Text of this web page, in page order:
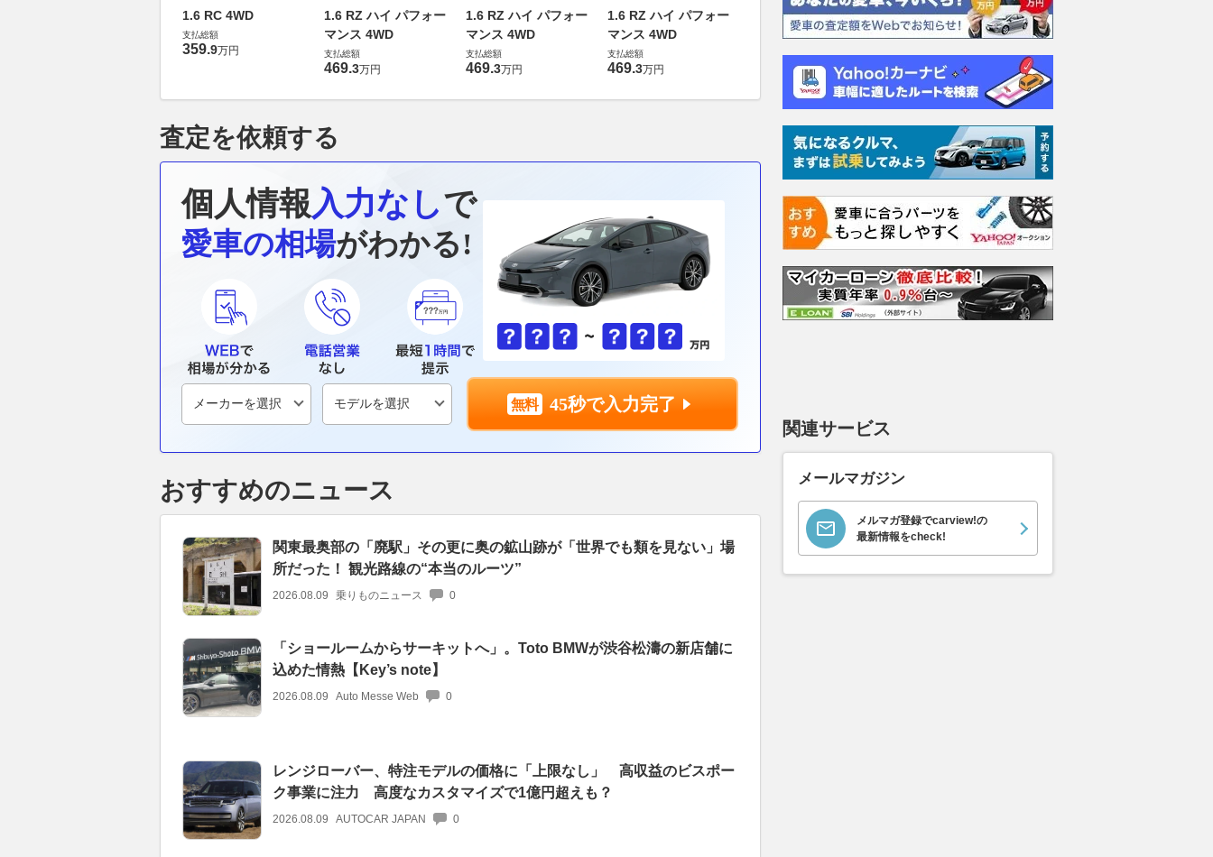
1.6 RC 4WD
支払総額
359.9万円
1.6 RZ ハイ パフォー
マンス 4WD
支払総額
469.3万円
1.6 RZ ハイ パフォー
マンス 4WD
支払総額
469.3万円
1.6 RZ ハイ パフォー
マンス 4WD
支払総額
469.3万円
1.6 RZ 4WD
3
1.6 RZ GR-DAT 4WD
支払総額
451.3
1.6 RZ ハイ パフォー
マンス 4WD
469
査定を依頼する
個人情報入力なしで
愛車の相場がわかる!
45秒で入力完了
おすすめのニュース
関東最奥部の「廃駅」その更に奥の鉱山跡が「世界でも類を見ない」場
所だった！ 観光路線の“本当のルーツ”
2026.08.09 乗りものニュース 0
「ショールームからサーキットへ」。Toto BMWが渋谷松濤の新店舗に
込めた情熱【Key’s note】
2026.08.09 Auto Messe Web 0
レンジローバー、特注モデルの価格に「上限なし」 高収益のビスポー
ク事業に注力 高度なカスタマイズで1億円超えも？
2026.08.09 AUTOCAR JAPAN 0
関連サービス
メールマガジン
メルマガ登録でcarview!の
最新情報をcheck!